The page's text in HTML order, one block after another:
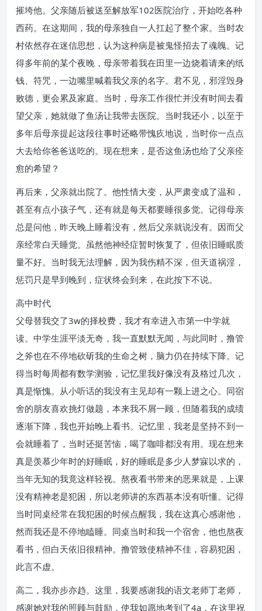
摧垮他。父亲随后被送至解放军102医院治疗，开始吃各种
西药。在这期间，我的母亲独自一人扛起了整个家。当时农
村依然存在迷信思想，认为这种病是被鬼怪招去了魂魄。记
得多年前的某个夜晚，母亲带着我在田里一边烧着请来的纸
钱、符咒，一边嘴里喊着我父亲的名字。君不见，邪淫毁身
败德，更会累及家庭。当时，母亲工作很忙并没有时间去看
望父亲，她就做了鱼汤让我带去医院。当时我还小，以至于
多年后母亲提起这段往事时还略带愧疚地说，当时你一点点
大去给你爸爸送吃的。现在想来，是否这鱼汤也给了父亲痊
愈的希望？
再后来，父亲就出院了。他性情大变，从严肃变成了温和，
甚至有点小孩子气，还有就是每天都要睡很多觉。记得母亲
总是问他，昨天晚上睡着没有，然后父亲就说没有。因而父
亲经常白天睡觉。虽然他神经症暂时恢复了，但依旧睡眠质
量不好。当时我无法理解，因为我伤精不深，但天道祸淫，
惩罚只是早到晚到，症状终会到来，在此按下不说。
高中时代
父母替我交了3w的择校费，我才有幸进入市第一中学就
读。中学生涯平淡无奇，我一直默默无闻，与此同时，撸管
之斧也在不停地砍斫我的生命之树，脑力仍在持续下降。记
得当时每周都有数学测验，记忆里我好像没有及格过几次，
真是惭愧。从小听话的我没有主见却有一颗上进之心。同宿
舍的朋友喜欢挑灯做题，本来我不屑一顾，但随着我的成绩
逐渐下降，我也开始晚上看书。记忆里，我老是坚持不到一
会就睡着了，当时还挺苦恼，喝了咖啡都没有用。现在想来
真是羡慕少年时的好睡眠，好的睡眠是多少人梦寐以求的，
当年无知的我竟这样轻视。熬夜看书带来的恶果就是，上课
没有精神老是犯困，所以老师讲的东西基本没有听懂。记得
当时同桌经常在我犯困的时候点醒我，我在这真心感谢他，
然而我还是不停地瞌睡。同桌当时和我一个宿舍，他也熬夜
看书，但白天依旧很精神。撸管致使精神不佳，容易犯困，
此言不虚。
高二，我亦步亦趋。这里，我要感谢我的语文老师丁老师，
感谢她对我的照顾与鼓励，使我如愿地考到了4a，在这里祝